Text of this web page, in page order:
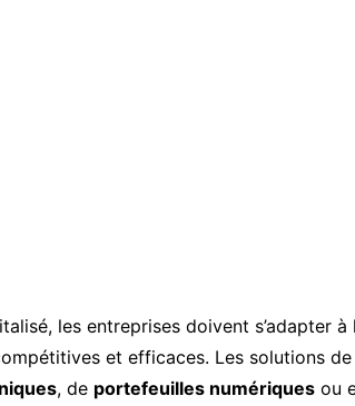
les entreprises doivent s’adapter à
et efficaces. Les solutions
, de portefeuilles numériques ou